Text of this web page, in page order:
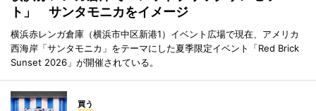
ト」 サンタモニカをイメージ
横浜赤レンガ倉庫（横浜市中区新港1）イベント広場で現在、アメリカ
西海岸「サンタモニカ」をテーマにした夏季限定イベント「Red Brick
Sunset 2026」が開催されている。
買う